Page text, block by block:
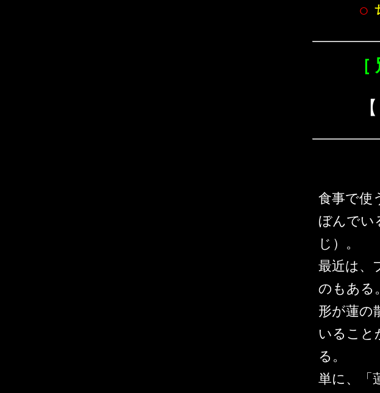
○
【
食事で使
ぼんでい
じ）。
最近は、
のもある。
形が蓮の
いること
る。
単に、「